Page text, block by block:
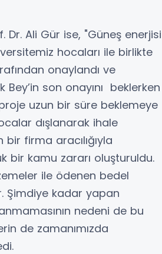
Ali Gür ise, "Güneş enerjisi
hocaları ile birlikte
onaylandı ve
son onayını beklerken
uzun bir süre beklemeye
dışlanarak ihale
firma aracılığıyla
bir kamu zararı oluşturuldu.
ile ödenen bedel
Şimdiye kadar yapan
nedeni de bu
de zamanımızda